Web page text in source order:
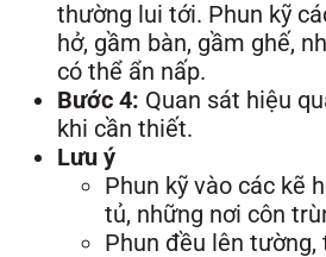
thường lui tới. Phun kỹ
hở, gầm bàn, gầm ghế,
có thể ẩn nấp.
Bước 4: Quan sát hiệu
khi cần thiết.
Lưu ý
Phun kỹ vào các kẽ
tủ, những nơi côn
Phun đều lên tường,